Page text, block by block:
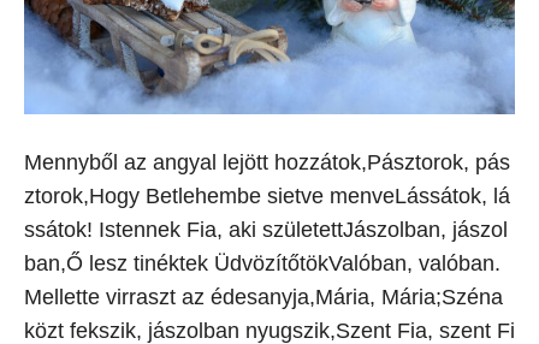
Mennyből az angyal lejött hozzátok,Pásztorok, pás
ztorok,Hogy Betlehembe sietve menveLássátok, lá
ssátok! Istennek Fia, aki születettJászolban, jászol
ban,Ő lesz tinéktek ÜdvözítőtökValóban, valóban.
Mellette virraszt az édesanyja,Mária, Mária;Széna
közt fekszik, jászolban nyugszik,Szent Fia, szent Fi